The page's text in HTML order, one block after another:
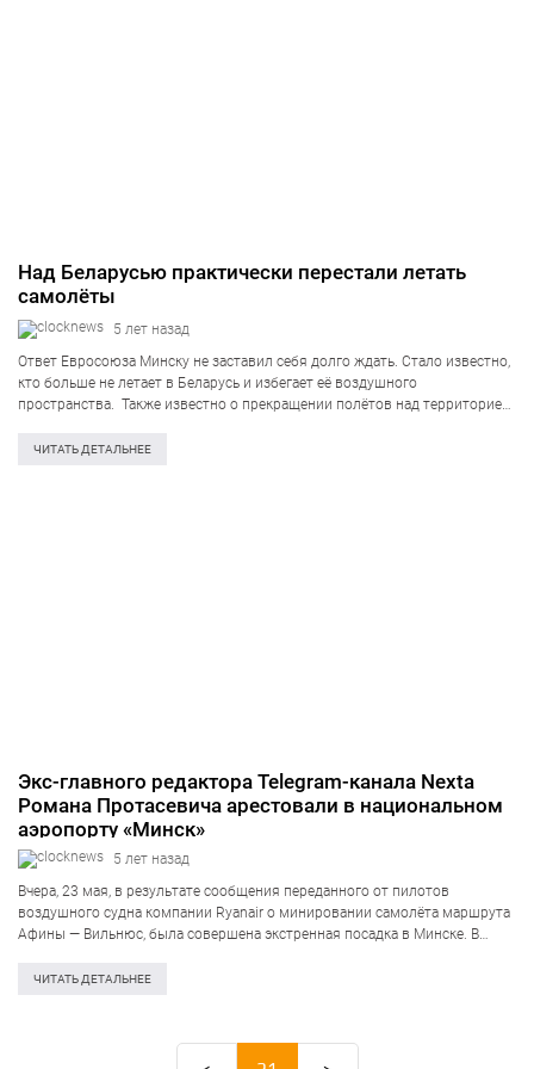
Над Беларусью практически перестали летать
самолёты
5 лет назад
Ответ Евросоюза Минску не заставил себя долго ждать. Стало известно,
кто больше не летает в Беларусь и избегает её воздушного
пространства. Также известно о прекращении полётов над территорией
«Belavia». На Telegram-канале…
ЧИТАТЬ ДЕТАЛЬНЕЕ
Экс-главного редактора Telegram-канала Nexta
Романа Протасевича арестовали в национальном
аэропорту «Минск»
5 лет назад
Вчера, 23 мая, в результате сообщения переданного от пилотов
воздушного судна компании Ryanair о минировании самолёта маршрута
Афины — Вильнюс, была совершена экстренная посадка в Минске. В
микроавтобусы ЦОУ и скорая, после…
ЧИТАТЬ ДЕТАЛЬНЕЕ